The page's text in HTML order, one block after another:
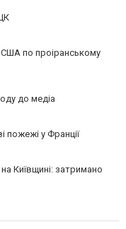
США по проіранському
до медіа
пожежі у Франції
Київщині: затримано